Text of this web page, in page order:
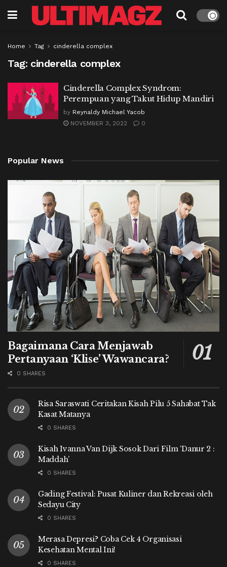
Home Tag cinderella complex
Tag: cinderella complex
Cinderella Complex Syndrom:
Perempuan yang Takut Hidup Mandiri
by Reynaldy Michael Yacob
NOVEMBER 3, 2022
0
Popular News
Bagaimana Cara Menjawab
Pertanyaan ‘Klise’ Wawancara?
0 SHARES
Risa Saraswati Ceritakan Kisah Pilu 5 Sahabat Tak
Kasat Matanya
0 SHARES
Kisah Ivanna Van Dijk Sosok Dari Film ‘Danur 2 :
Maddah’
0 SHARES
Gading Festival: Pusat Kuliner dan Rekreasi oleh
Sedayu City
0 SHARES
Merasa Depresi? Coba Cek 4 Organisasi
Kesehatan Mental Ini!
0 SHARES